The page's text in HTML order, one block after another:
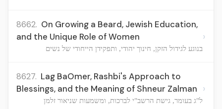
8662. On Growing a Beard, Jewish Education,
and the Unique Role of Women
בנוגע לגידול הזקן, חינוך יהודי, ותפקידן הייחודי של נשים
›
8627. Lag BaOmer, Rashbi's Approach to
Blessings, and the Meaning of Shneur Zalman
ל"ג בעומר, גישת הרשב"י לברכות, ומשמעות שניאור זלמן
›